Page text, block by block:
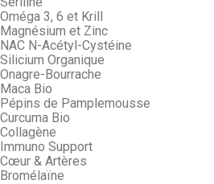
Oméga 3, 6 et Krill
Magnésium et Zinc
NAC N-Acétyl-Cystéine
Silicium Organique
Onagre-Bourrache
Maca Bio
Pépins de Pamplemousse
Curcuma Bio
Collagène
Immuno Support
Cœur & Artères
Bromélaïne